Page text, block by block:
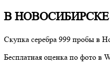
В НОВОСИБИРСКЕ
Скупка серебра 999 пробы в
Бесплатная оценка по фото в